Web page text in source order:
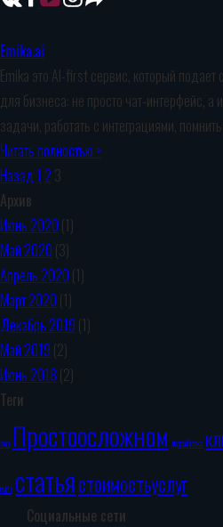
Emika.ai
Emika это AI-first сервис, который подает
для бизнеса: не просто чат-интерфейс, а
задачи, работать с интеграциями,
Читать полностью >
Назад 1 2 3
Архив
Июнь 2020 (1)
Май 2020 (3)
Апрель 2020 (1)
Март 2020 (1)
Декабрь 2019 (1)
Май 2019 (2)
Июнь 2018 (2)
Теги
seo Простоосложном доработка
сайт статьястоимостьуслуг
Социальные сети